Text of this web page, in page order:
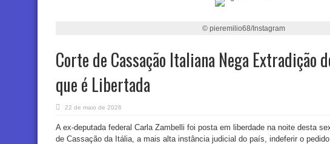
© pieremilio68/Instagram
Corte de Cassação Italiana Nega Extradição
que é Libertada
22 de maio de 2026
A ex-deputada federal Carla Zambelli foi posta em liberdade na noite desta
de Cassação da Itália, a mais alta instância judicial do país, indeferir o